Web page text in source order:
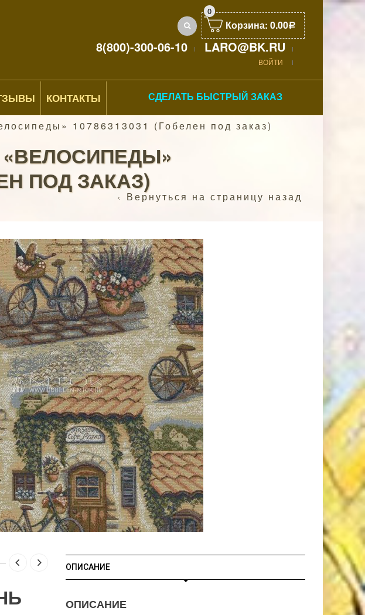
0
Корзина: 0.00Р
8(800)-300-06-10 LARO@BK.RU
ВОЙТИ
КОНТАКТЫ СДЕЛАТЬ БЫСТРЫЙ ЗАКАЗ
10786313031 (Гобелен под заказ)
ПОД ЗАКАЗ)
Вернуться на страницу назад
ОПИСАНИЕ
ОПИСАНИЕ